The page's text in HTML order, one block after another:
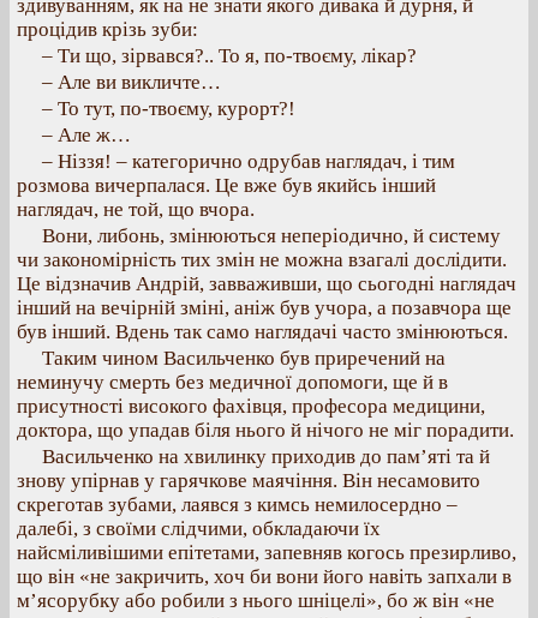
здивуванням, як на не знати якого дивака й дурня, й
процідив крізь зуби:
– Ти що, зірвався?.. То я, по-твоєму, лікар?
– Але ви викличте…
– То тут, по-твоєму, курорт?!
– Але ж…
– Ніззя! – категорично одрубав наглядач, і тим
розмова вичерпалася. Це вже був якийсь інший
наглядач, не той, що вчора.
Вони, либонь, змінюються неперіодично, й систему
чи закономірність тих змін не можна взагалі дослідити.
Це відзначив Андрій, завваживши, що сьогодні наглядач
інший на вечірній зміні, аніж був учора, а позавчора ще
був інший. Вдень так само наглядачі часто змінюються.
Таким чином Васильченко був приречений на
неминучу смерть без медичної допомоги, ще й в
присутності високого фахівця, професора медицини,
доктора, що упадав біля нього й нічого не міг порадити.
Васильченко на хвилинку приходив до пам’яті та й
знову упірнав у гарячкове маячіння. Він несамовито
скреготав зубами, лаявся з кимсь немилосердно –
далебі, з своїми слідчими, обкладаючи їх
найсміливішими епітетами, запевняв когось презирливо,
що він «не закричить, хоч би вони його навіть запхали в
м’ясорубку або робили з нього шніцелі», бо ж він «не